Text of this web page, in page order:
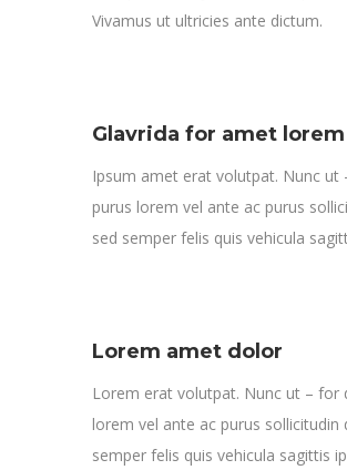
Vivamus ut ultricies ante dictum.
Glavrida for amet lorem
Ipsum amet erat volutpat. Nunc ut
purus lorem vel ante ac purus
sed semper felis quis vehicula
Lorem amet dolor
Lorem erat volutpat. Nunc ut – for
lorem vel ante ac purus sollicitudin
semper felis quis vehicula sagittis